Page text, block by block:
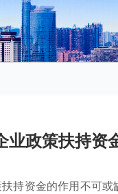
业政策扶持资
持资金的作用不可